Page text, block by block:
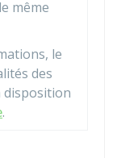
même
le
des
disposition
.